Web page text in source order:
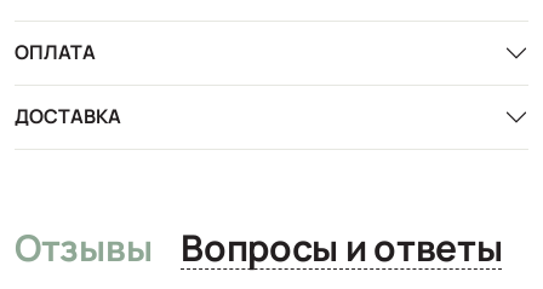
ОПЛАТА
ДОСТАВКА
Отзывы Вопросы и ответы